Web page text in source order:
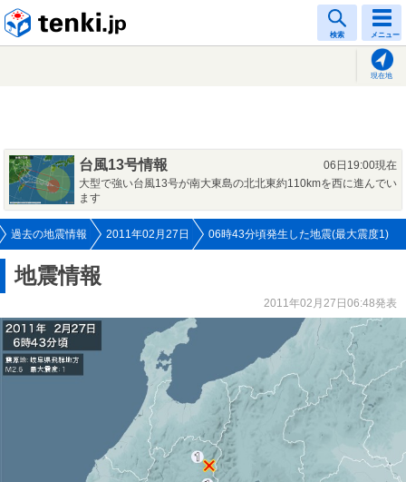
検索 メニュー
現在地
台風13号情報
06日19:00現在
大型で強い台風13号が南大東島の北北東約110kmを西に進んでい
ます
過去の地震情報 2011年02月27日 06時43分頃発生した地震(最大震度1)
地震情報
2011年02月27日06:48発表